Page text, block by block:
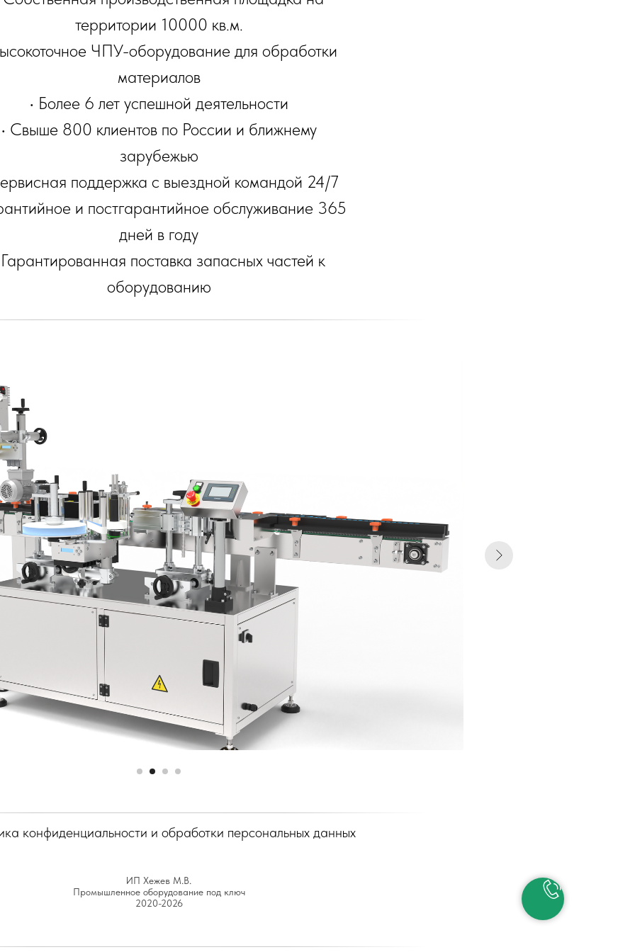
территории 10000 кв.м.
ЧПУ-оборудование для обработки
материалов
• Более 6 лет успешной деятельности
• Свыше 800 клиентов по России и ближнему
зарубежью
поддержка с выездной командой 24/7
и постгарантийное обслуживание 365
дней в году
Гарантированная поставка запасных частей к
оборудованию
конфиденциальности и обработки персональных данных
ИП Хежев М.В.
Промышленное оборудование под ключ
2020-2026